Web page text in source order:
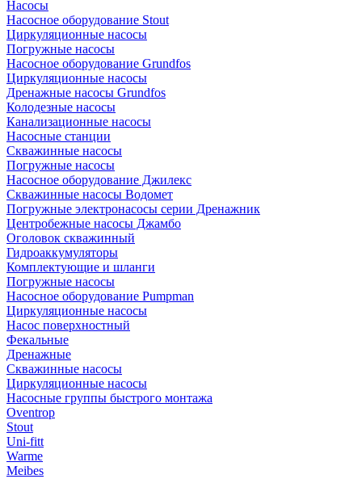
Насосы
Насосное оборудование Stout
Циркуляционные насосы
Погружные насосы
Насосное оборудование Grundfos
Циркуляционные насосы
Дренажные насосы Grundfos
Колодезные насосы
Канализационные насосы
Насосные станции
Скважинные насосы
Погружные насосы
Насосное оборудование Джилекс
Скважинные насосы Водомет
Погружные электронасосы серии Дренажник
Центробежные насосы Джамбо
Оголовок скважинный
Гидроаккумуляторы
Комплектующие и шланги
Погружные насосы
Насосное оборудование Pumpman
Циркуляционные насосы
Насос поверхностный
Фекальные
Дренажные
Скважинные насосы
Циркуляционные насосы
Насосные группы быстрого монтажа
Oventrop
Stout
Uni-fitt
Warme
Meibes